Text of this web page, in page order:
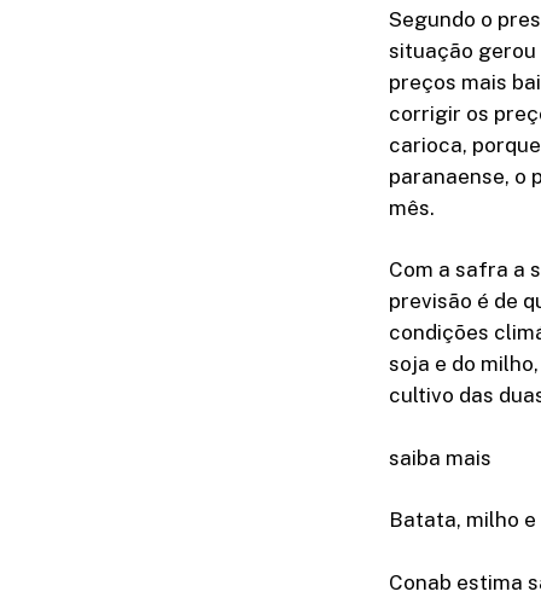
Segundo o
situação
preços mais
corrigir os
carioca,
paranaense, o
mês.
Com a safra a
previsão é de
condições
soja e do
cultivo das
saiba mais
Batata, milho
Conab estima